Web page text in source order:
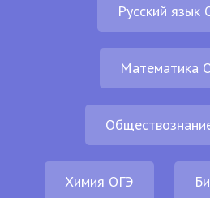
Русский язык
Математика
Химия ОГЭ